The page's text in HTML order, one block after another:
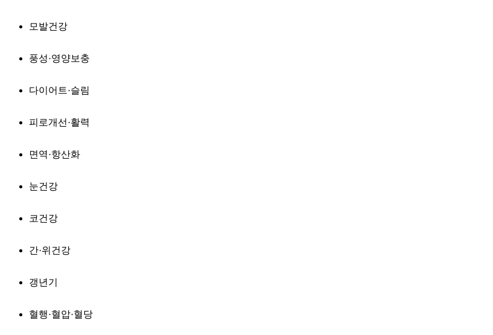
모발건강
풍성·영양보충
다이어트·슬림
피로개선·활력
면역·항산화
눈건강
코건강
간·위건강
갱년기
혈행·혈압·혈당